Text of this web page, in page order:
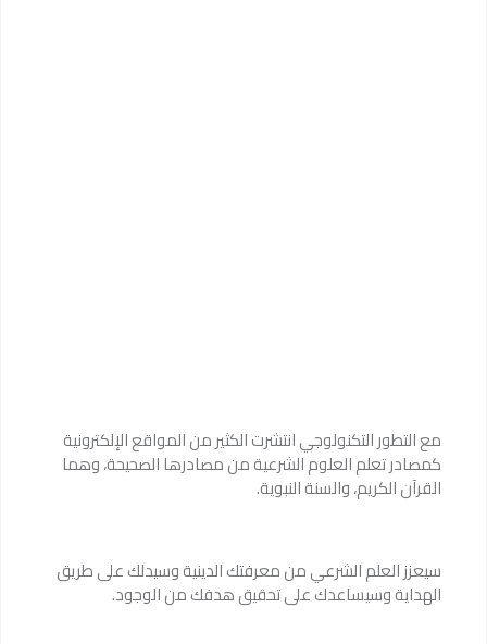
مع التطور التكنولوجي انتشرت الكثير من المواقع الإلكترونية
كمصادر تعلم العلوم الشرعية من مصادرها الصحيحة، وهما
القرآن الكريم، والسنة النبوية.
سيعزز العلم الشرعي من معرفتك الدينية وسيدلك على طريق
الهداية وسيساعدك على تحقيق هدفك من الوجود.